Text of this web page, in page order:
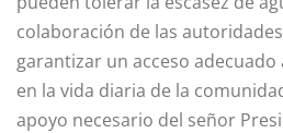
colaboración de las
garantizar un acceso
en la vida diaria de la
apoyo necesario del señor